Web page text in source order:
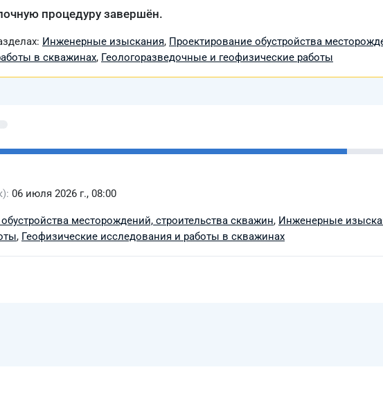
процедуру завершён.
Инженерные изыскания, Проектирование обустройства
в скважинах, Геологоразведочные и геофизические работы
06 июля 2026 г., 08:00
месторождений, строительства скважин, Инженерные
, Геофизические исследования и работы в скважинах